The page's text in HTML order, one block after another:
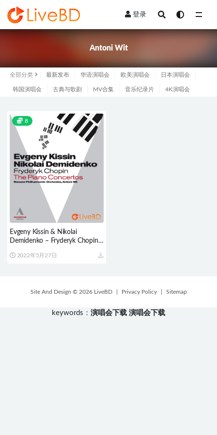
登录
Antoni Wit
全部分类 最新发布 华语演唱会 欧美演唱会 日本演唱会
韩国演唱会 古典与歌剧 MV合集 音乐纪录片 4K演唱会
8
Evgeny Kissin & Nikolai
Demidenko – Fryderyk Chopin
蓝光原盘 21.1G
2022年5月27日
Site And Design © 2026 LiveBD Privacy Policy Sitemap
keywords： 演唱会下载 演唱会下载